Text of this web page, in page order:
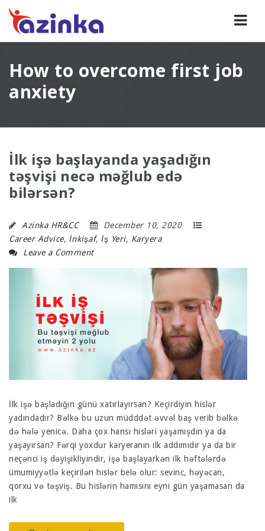
How to overcome first job
anxiety
İlk işə başlayanda yaşadığın
təşvişi necə məğlub edə
bilərsən?
Azinka HR&CC
December 10, 2020
Career Advice, İnkişaf, İş Yeri, Karyera
Leave a Comment
İlk işə başladığın günü xatırlayırsan? Keçirdiyin hislər
yadındadır? Bəlkə bu uzun müdddət əvvəl baş verib bəlkə
də hələ yenicə. Daha çox hansı hisləri yaşamışdın ya da
yaşayırsan? Fərqi yoxdur karyeranın ilk addımıdır ya da bir
neçənci iş dəyişikliyindir, işə başlayarkən ilk həftələrdə
ümumiyyətlə keçirilən hislər belə olur: sevinc, həyəcan,
qorxu və təşviş. Bu hislərin hamısını eyni gün yaşamasan da
ilk